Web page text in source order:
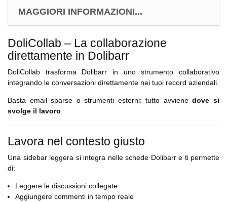
MAGGIORI INFORMAZIONI...
DoliCollab – La collaborazione
direttamente in Dolibarr
DoliCollab trasforma Dolibarr in uno strumento collaborativo
integrando le conversazioni direttamente nei tuoi record aziendali.
Basta email sparse o strumenti esterni: tutto avvienedove si
svolge il lavoro.
Lavora nel contesto giusto
Una sidebar leggera si integra nelle schede Dolibarr e ti permette
di:
Leggere le discussioni collegate
Aggiungere commenti in tempo reale